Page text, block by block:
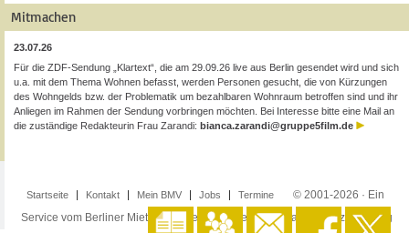
Mitmachen
23.07.26
Für die ZDF-Sendung „Klartext“, die am 29.09.26 live aus Berlin gesendet wird und sich
u.a. mit dem Thema Wohnen befasst, werden Personen gesucht, die von Kürzungen
des Wohngelds bzw. der Problematik um bezahlbaren Wohnraum betroffen sind und ihr
Anliegen im Rahmen der Sendung vorbringen möchten. Bei Interesse bitte eine Mail an
die zuständige Redakteurin Frau Zarandi: bianca.zarandi@gruppe5film.de
Startseite Kontakt Mein BMV Jobs Termine
© 2001-2026 · Ein
Service vom Berliner Mieterverein e.V. ·Impressum·Datenschutzerklärung